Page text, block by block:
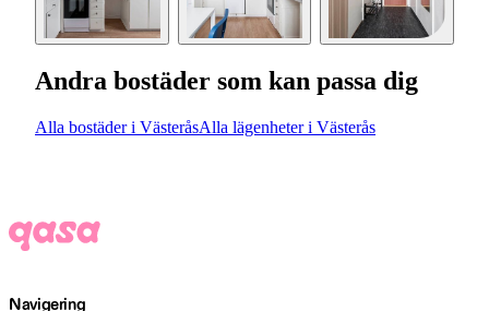
Andra bostäder som kan passa dig
Alla bostäder i VästeråsAlla lägenheter i Västerås
Navigering